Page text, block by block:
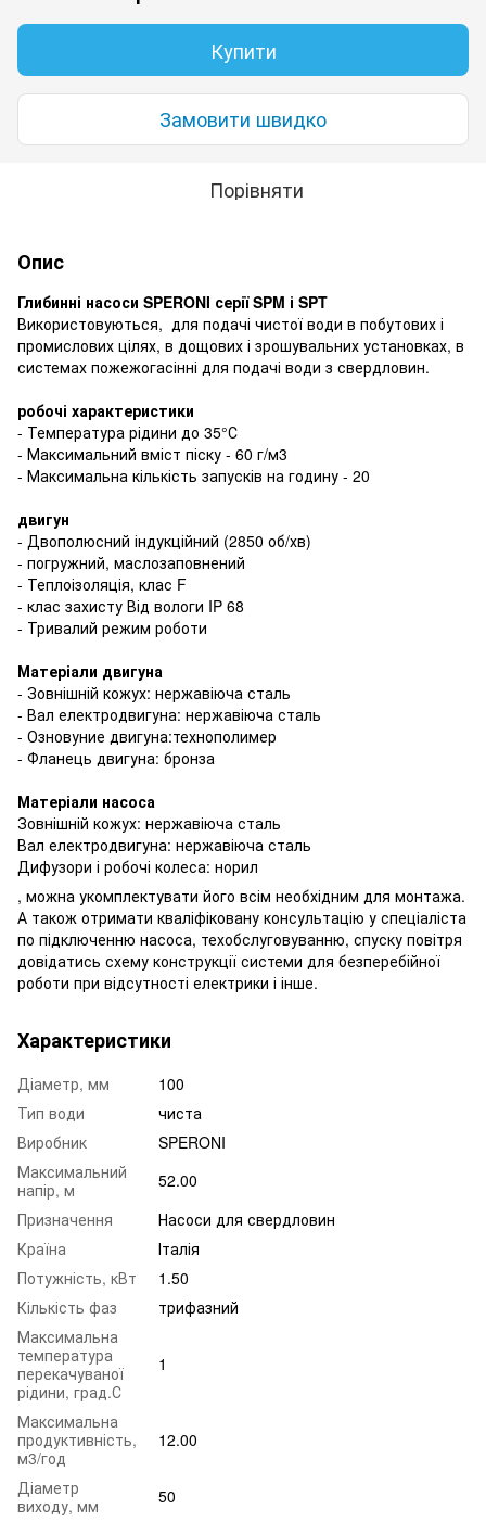
Купити
Замовити швидко
Порівняти
Опис
Глибинні насоси SPERONI серії SPM і SPT
Використовуються, для подачі чистої води в побутових і
промислових цілях, в дощових і зрошувальних установках, в
системах пожежогасінні для подачі води з свердловин.
робочі характеристики
- Температура рідини до 35°С
- Максимальний вміст піску - 60 г/м3
- Максимальна кількість запусків на годину - 20
двигун
- Двополюсний індукційний (2850 об/хв)
- погружний, маслозаповнений
- Теплоізоляція, клас F
- клас захисту Від вологи IP 68
- Тривалий режим роботи
Матеріали двигуна
- Зовнішній кожух: нержавіюча сталь
- Вал електродвигуна: нержавіюча сталь
- Озновуние двигуна:технополимер
- Фланець двигуна: бронза
Матеріали насоса
Зовнішній кожух: нержавіюча сталь
Вал електродвигуна: нержавіюча сталь
Дифузори і робочі колеса: норил
, можна укомплектувати його всім необхідним для монтажа.
А також отримати кваліфіковану консультацію у спеціаліста
по підключенню насоса, техобслуговуванню, спуску повітря
довідатись схему конструкції системи для безперебійної
роботи при відсутності електрики і інше.
Характеристики
Діаметр, мм
100
Тип води
чиста
Виробник
SPERONI
Максимальний
напір, м
52.00
Призначення
Насоси для свердловин
Країна
Італія
Потужність, кВт
1.50
Кількість фаз
трифазний
Максимальна
температура
перекачуваної
рідини, град.С
1
Максимальна
продуктивність,
м3/год
12.00
Діаметр
виходу, мм
50